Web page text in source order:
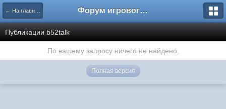
← На главную Форум игрового проекта Riverrise
Публикации b52talk
По вашему запросу ничего не найдено.
Полная версия